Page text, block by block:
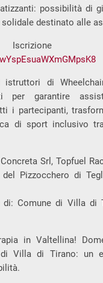
possibilità di
destinato alle
di
per garantire
i partecipanti,
di sport inclusivo
Srl, Topfuel
del Pizzocchero di
Comune di Villa di
in Valtellina!
Villa di Tirano: un